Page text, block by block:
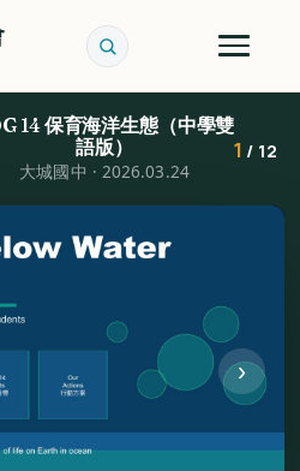
14 保育海洋生態（中學雙
語版）
大城國中 · 2026.03.24
1 / 12
›